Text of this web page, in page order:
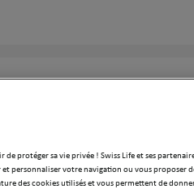
Bienvenue
Votre agent
assurance
assurance de
Particulier,
de protéger sa vie privée ! Swiss Life et ses
personnaliser votre navigation ou vous proposer
des cookies utilisés et vous permettent de